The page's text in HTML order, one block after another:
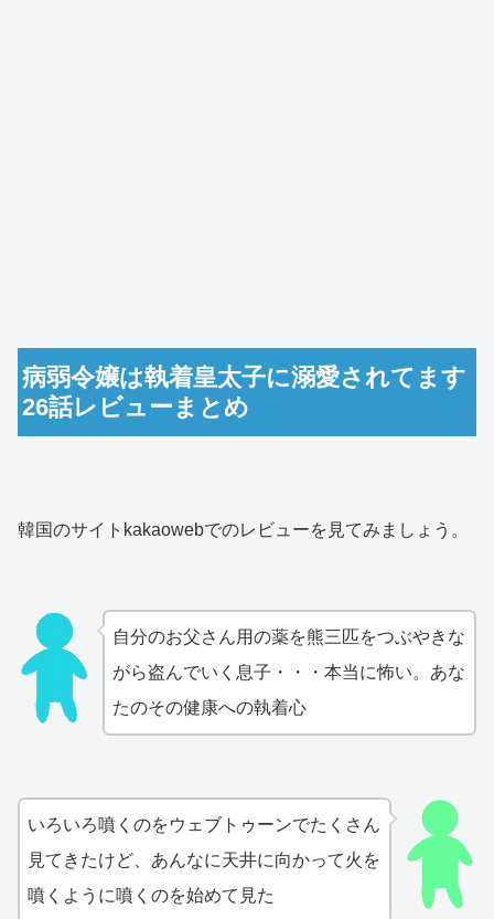
病弱令嬢は執着皇太子に溺愛されてます
26話レビューまとめ
韓国のサイトkakaowebでのレビューを見てみましょう。
自分のお父さん用の薬を熊三匹をつぶやきな
がら盗んでいく息子・・・本当に怖い。あな
たのその健康への執着心
いろいろ噴くのをウェブトゥーンでたくさん
見てきたけど、あんなに天井に向かって火を
噴くように噴くのを始めて見た